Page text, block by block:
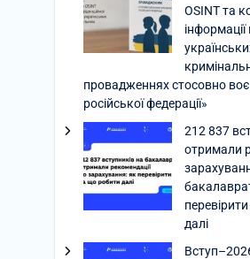
OSINT та
провадженнях стосовно
російської федерації»
212 837
отримали
далі